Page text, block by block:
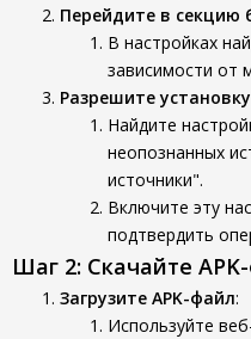
Перейдите в секцию
В настройках
зависимости от
Разрешите
Найдите
неопознанных
источники".
Включите эту
подтвердить
Шаг 2: Скачайте
Загрузите APK-файл:
Используйте